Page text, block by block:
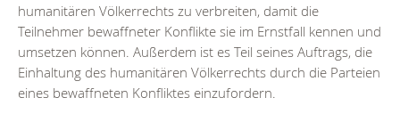
humanitären Völkerrechts zu verbreiten, damit die
Teilnehmer bewaffneter Konflikte sie im Ernstfall kennen und
umsetzen können. Außerdem ist es Teil seines Auftrags, die
Einhaltung des humanitären Völkerrechts durch die Parteien
eines bewaffneten Konfliktes einzufordern.